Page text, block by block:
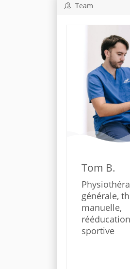
Team
Tom B.
générale,
manuelle,
sportive